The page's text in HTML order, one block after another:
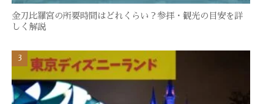
金刀比羅宮の所要時間はどれくらい？参拝・観光の目安を詳
しく解説